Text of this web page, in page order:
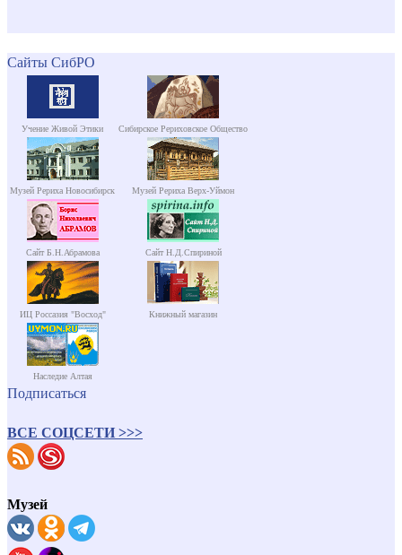
Сайты СибРО
Учение Живой Этики Сибирское Рериховское Общество
Музей Рериха Новосибирск Музей Рериха Верх-Уймон
Сайт Б.Н.Абрамова Сайт Н.Д.Спириной
ИЦ Россазия "Восход" Книжный магазин
Наследие Алтая
Подписаться
ВСЕ СОЦСЕТИ >>>
Музей